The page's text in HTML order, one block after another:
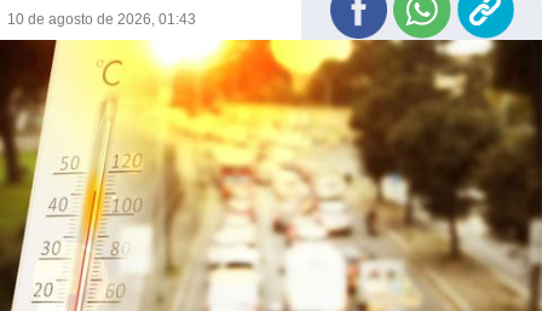
10 de agosto de 2026, 01:43